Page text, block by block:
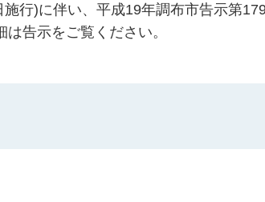
行)に伴い、平成19年調布市告示第
告示をご覧ください。